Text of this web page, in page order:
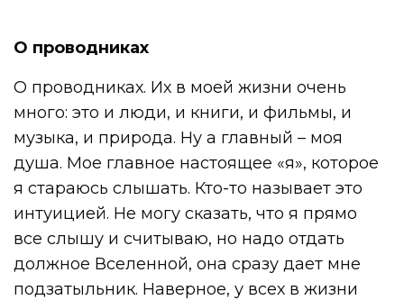
О проводниках
О проводниках. Их в моей жизни очень
много: это и люди, и книги, и фильмы, и
музыка, и природа. Ну а главный – моя
душа. Мое главное настоящее «я», которое
я стараюсь слышать. Кто-то называет это
интуицией. Не могу сказать, что я прямо
все слышу и считываю, но надо отдать
должное Вселенной, она сразу дает мне
подзатыльник. Наверное, у всех в жизни